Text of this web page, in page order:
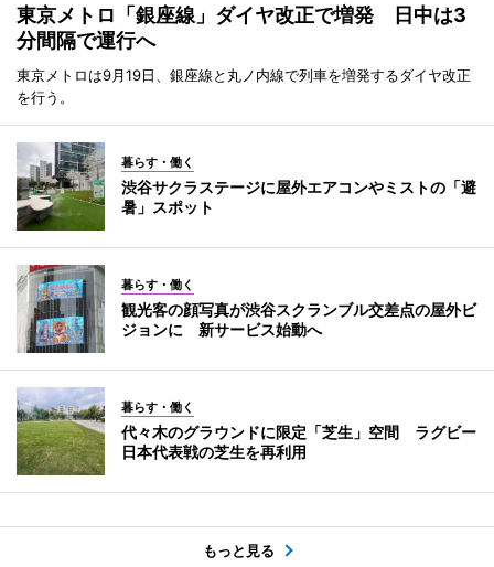
東京メトロ「銀座線」ダイヤ改正で増発 日中は3
分間隔で運行へ
東京メトロは9月19日、銀座線と丸ノ内線で列車を増発するダイヤ改正
を行う。
暮らす・働く
渋谷サクラステージに屋外エアコンやミストの「避
暑」スポット
暮らす・働く
観光客の顔写真が渋谷スクランブル交差点の屋外ビ
ジョンに 新サービス始動へ
暮らす・働く
代々木のグラウンドに限定「芝生」空間 ラグビー
日本代表戦の芝生を再利用
もっと見る